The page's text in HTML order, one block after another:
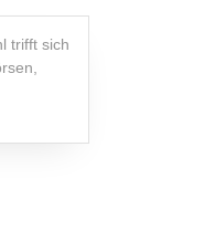
trifft sich